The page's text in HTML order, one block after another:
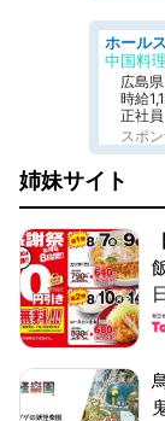
中国料
広島
時給
正社員
スポ
姉妹サイト